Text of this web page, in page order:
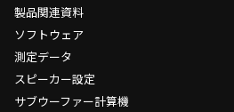
製品関連資料
ソフトウェア
測定データ
スピーカー設定
サブウーファー計算機